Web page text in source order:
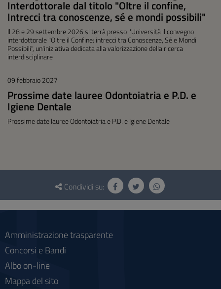
Interdottorale dal titolo "Oltre il confine,
Intrecci tra conoscenze, sé e mondi possibili"
Il 28 e 29 settembre 2026 si terrà presso l'Università il convegno
interdottorale "Oltre il Confine: intrecci tra Conoscenze, Sé e Mondi
Possibili", un'iniziativa dedicata alla valorizzazione della ricerca
interdisciplinare
09 febbraio 2027
Prossime date lauree Odontoiatria e P.D. e
Igiene Dentale
Prossime date lauree Odontoiatria e P.D. e Igiene Dentale
Questionario
social
Condividi su:
Amministrazione trasparente
Concorsi e Bandi
Albo on-line
Mappa del sito